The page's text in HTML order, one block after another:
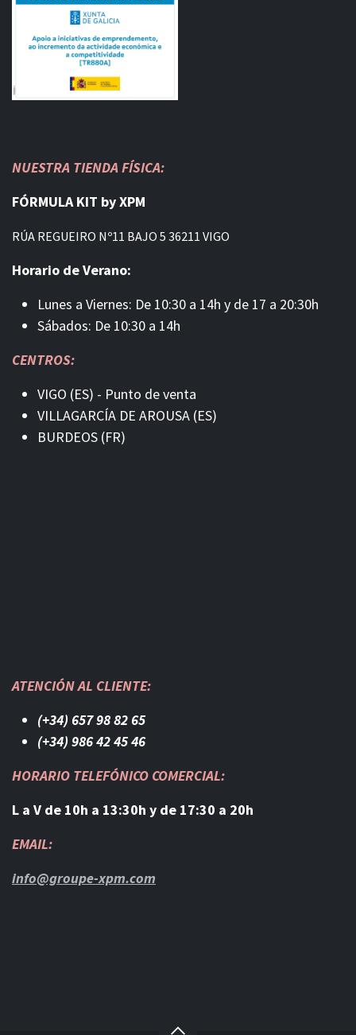
NUESTRA TIENDA FÍSICA:
FÓRMULA KIT by XPM
RÚA REGUEIRO Nº11 BAJO 5 36211 VIGO
Horario de Verano:
Lunes a Viernes: De 10:30 a 14h y de 17 a 20:30h
Sábados: De 10:30 a 14h
CENTROS:
VIGO (ES) - Punto de venta
VILLAGARCÍA DE AROUSA (ES)
BURDEOS (FR)
ATENCIÓN AL CLIENTE:
(+34) 657 98 82 65
(+34) 986 42 45 46​
HORARIO TELEFÓNICO COMERCIAL:
L a V de 10h a 13:30h y de 17:30 a 20h
EMAIL:
info@groupe-xpm.com